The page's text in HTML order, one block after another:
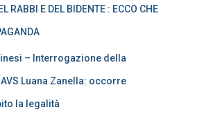
RABBI E DEL BIDENTE : ECCO CHE
– Interrogazione della
Luana Zanella: occorre
la legalità